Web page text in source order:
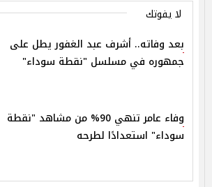
لا يفوتك
بعد وفاته.. أشرف عبد الغفور يطل على
جمهوره في مسلسل "نقطة سوداء"
وفاء عامر تنهي 90% من مشاهد "نقطة
سوداء" استعدادًا لطرحه